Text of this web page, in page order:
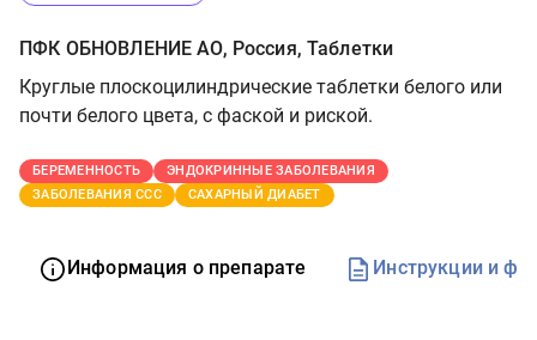
ПФК ОБНОВЛЕНИЕ АО, Россия, Таблетки
Круглые плоскоцилиндрические таблетки белого или
почти белого цвета, с фаской и риской.
БЕРЕМЕННОСТЬ
ЭНДОКРИННЫЕ ЗАБОЛЕВАНИЯ
ЗАБОЛЕВАНИЯ ССС
САХАРНЫЙ ДИАБЕТ
Информация о препарате Инструкции и